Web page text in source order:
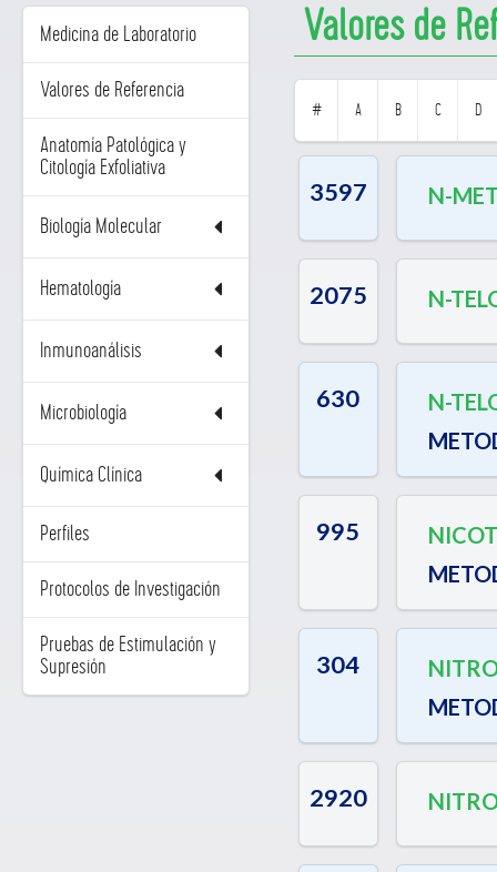
Medicina de Laboratorio
Valores de Referencia
Anatomía Patológica y
Citología Exfoliativa
Biología Molecular
Hematología
Inmunoanálisis
Microbiología
Química Clínica
Perfiles
Protocolos de Investigación
Pruebas de Estimulación y
Supresión
Valores de
# A B C D
3597 N-
2075 N-
630
N-
995
304
2920